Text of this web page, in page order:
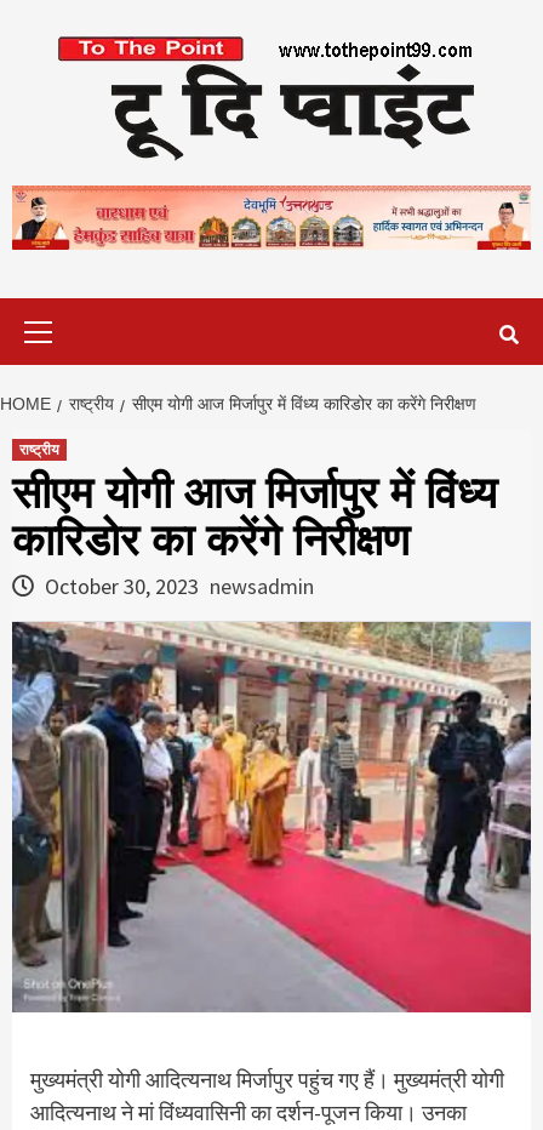
HOME राष्ट्रीय सीएम योगी आज मिर्जापुर में विंध्य कारिडोर का करेंगे निरीक्षण
राष्ट्रीय
सीएम योगी आज मिर्जापुर में विंध्य
कारिडोर का करेंगे निरीक्षण
October 30, 2023 newsadmin
मुख्यमंत्री योगी आदित्यनाथ मिर्जापुर पहुंच गए हैं। मुख्यमंत्री योगी
आदित्यनाथ ने मां विंध्यवासिनी का दर्शन-पूजन किया। उनका